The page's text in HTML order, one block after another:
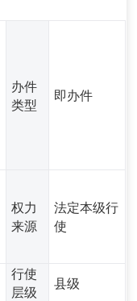
办件
类型
即办件
权力
来源
法定本级行
使
行使
层级
县级